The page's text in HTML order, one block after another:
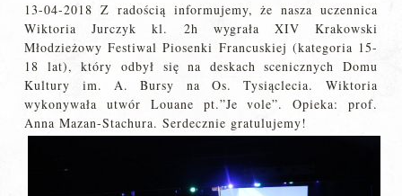
13-04-2018 Z radością informujemy, że nasza uczennica
Wiktoria Jurczyk kl. 2h wygrała XIV Krakowski
Młodzieżowy Festiwal Piosenki Francuskiej (kategoria 15-
18 lat), który odbył się na deskach scenicznych Domu
Kultury im. A. Bursy na Os. Tysiąclecia. Wiktoria
wykonywała utwór Louane pt.”Je vole”. Opieka: prof.
Anna Mazan-Stachura. Serdecznie gratulujemy!